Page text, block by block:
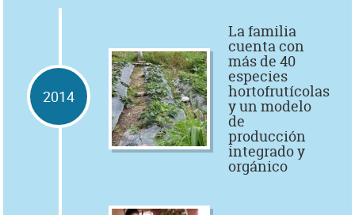
2014
La familia
cuenta con
más de 40
especies
hortofrutícolas
y un modelo
de
producción
integrado y
orgánico